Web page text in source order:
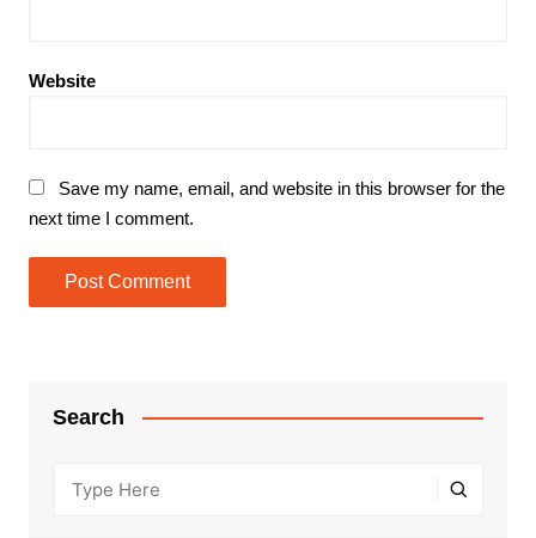
Website
Save my name, email, and website in this browser for the
next time I comment.
Search